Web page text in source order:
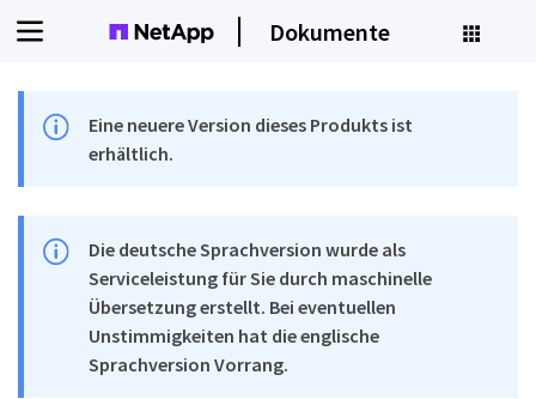
Dokumente
Eine neuere Version dieses Produkts ist
erhältlich.
Die deutsche Sprachversion wurde als
Serviceleistung für Sie durch maschinelle
Übersetzung erstellt. Bei eventuellen
Unstimmigkeiten hat die englische
Sprachversion Vorrang.